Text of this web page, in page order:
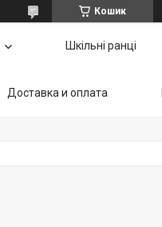
Кошик
Шкільні ранці
Доставка и оплата